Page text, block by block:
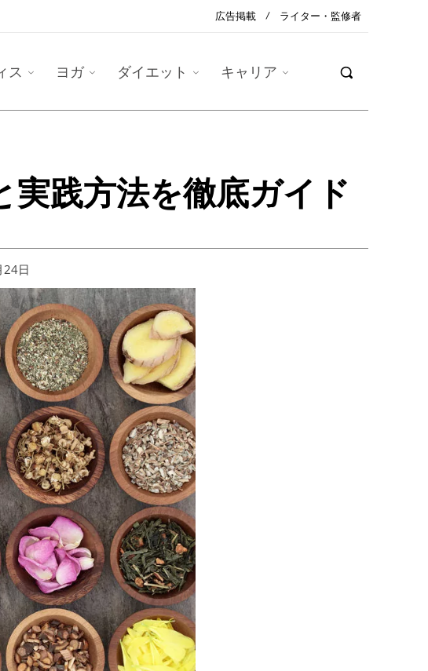
広告掲載 ライター・監修者
ス ヨガ ダイエット キャリア
実践方法を徹底ガイド
日